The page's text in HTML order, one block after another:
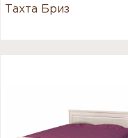
Тахта Бриз